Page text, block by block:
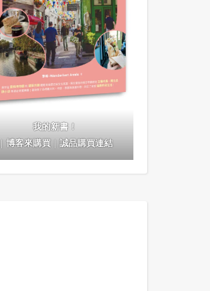
我的新書！
｜博客來購買｜誠品購買連結